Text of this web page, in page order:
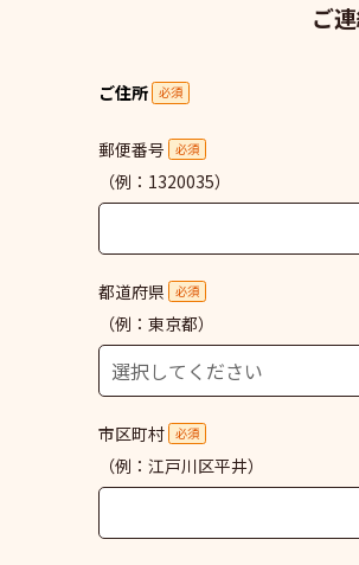
ご
ご住所 必須
郵便番号 必須
（例：1320035）
都道府県 必須
（例：東京都）
市区町村 必須
（例：江戸川区平井）